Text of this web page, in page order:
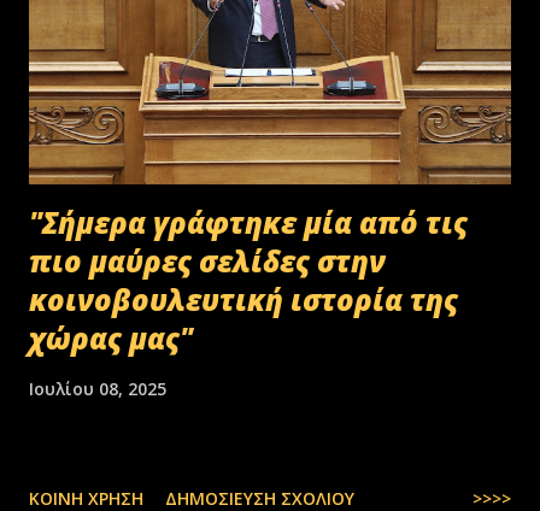
"Σήμερα γράφτηκε μία από τις
πιο μαύρες σελίδες στην
κοινοβουλευτική ιστορία της
χώρας μας"
Ιουλίου 08, 2025
ΚΟΙΝΉ ΧΡΉΣΗ ΔΗΜΟΣΊΕΥΣΗ ΣΧΟΛΊΟΥ >>>>